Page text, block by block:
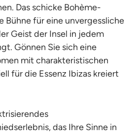
Das schicke Bohème-
Bühne für eine unvergessliche
Geist der Insel in jedem
Gönnen Sie sich eine
mit charakteristischen
für die Essenz Ibizas kreiert
das Ihre Sinne in